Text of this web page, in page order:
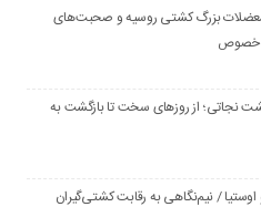
معضلات بزرگ کشتی روسیه و صحبت‌های
خصوص
نجاتی؛ از روزهای سخت تا بازگشت به
/ نیم‌نگاهی به رقابت کشتی‌گیران